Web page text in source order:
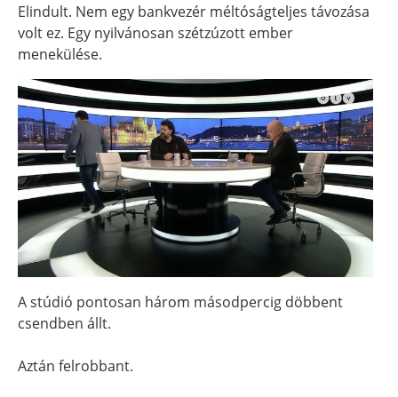
Elindult. Nem egy bankvezér méltóságteljes távozása
volt ez. Egy nyilvánosan szétzúzott ember
menekülése.
A stúdió pontosan három másodpercig döbbent
csendben állt.
Aztán felrobbant.